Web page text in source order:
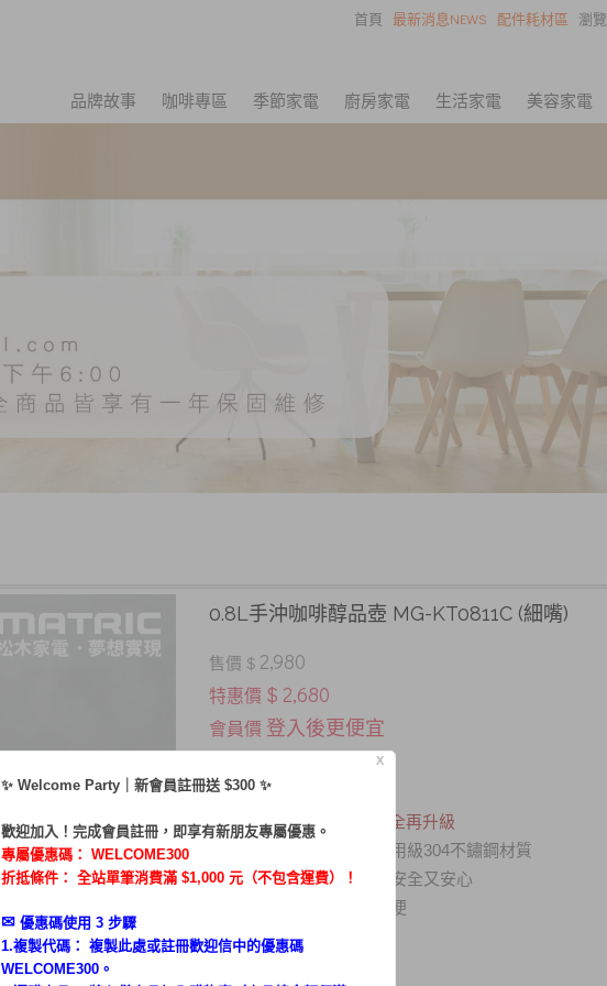
首頁 最新消息NEWS 配件耗材區 瀏
品牌故事
咖啡專區 季節家電 廚房家電 生活家電 美容家電
0.8L手沖咖啡醇品壺 MG-KT0811C (細嘴)
售價 $ 2,980
特惠價 $ 2,680
會員價 登入後更便宜
．容量：0.8L
．英國STRIX溫控器，安全再升級
接觸水面位置皆採用食用級304不鏽鋼材質
． 防空燒安全保護裝置，安全又安心
分離式底座，取水好方便
X
✨ Welcome Party｜新會員註冊送 $300 ✨
歡迎加入！完成會員註冊，即享有新朋友專屬優惠。
專屬優惠碼： WELCOME300
折抵條件： 全站單筆消費滿 $1,000 元（不包含運費）！
✉︎ 優惠碼使用 3 步驟
1.複製代碼： 複製此處或註冊歡迎信中的優惠碼
WELCOME300。